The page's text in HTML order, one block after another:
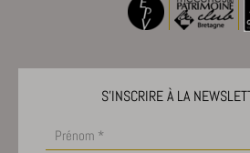
S'INSCRIRE À LA